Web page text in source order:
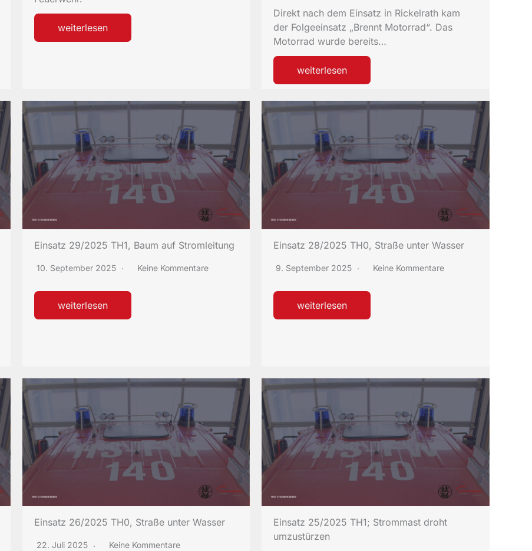
weiterlesen
Direkt nach dem Einsatz in Rickelrath kam
der Folgeeinsatz „Brennt Motorrad“. Das
Motorrad wurde bereits…
weiterlesen
Einsatz 29/2025 TH1, Baum auf Stromleitung
10. September 2025 Keine Kommentare
weiterlesen
Einsatz 28/2025 TH0, Straße unter Wasser
9. September 2025 Keine Kommentare
weiterlesen
Einsatz 26/2025 TH0, Straße unter Wasser
22. Juli 2025 Keine Kommentare
Einsatz 25/2025 TH1; Strommast droht
umzustürzen